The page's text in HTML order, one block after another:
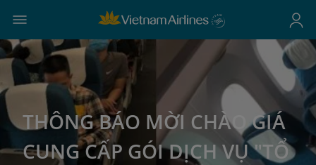
THÔNG BÁO MỜI CHÀO GIÁ
CUNG CẤP GÓI DỊCH VỤ "TỔ